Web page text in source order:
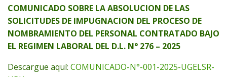
COMUNICADO SOBRE LA ABSOLUCION DE LAS
SOLICITUDES DE IMPUGNACION DEL PROCESO DE
NOMBRAMIENTO DEL PERSONAL CONTRATADO BAJO
EL REGIMEN LABORAL DEL D.L. N° 276 – 2025
Descargue aquí: COMUNICADO-N°-001-2025-UGELSR-